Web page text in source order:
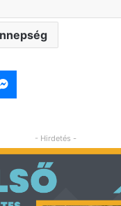
- Hirdetés -